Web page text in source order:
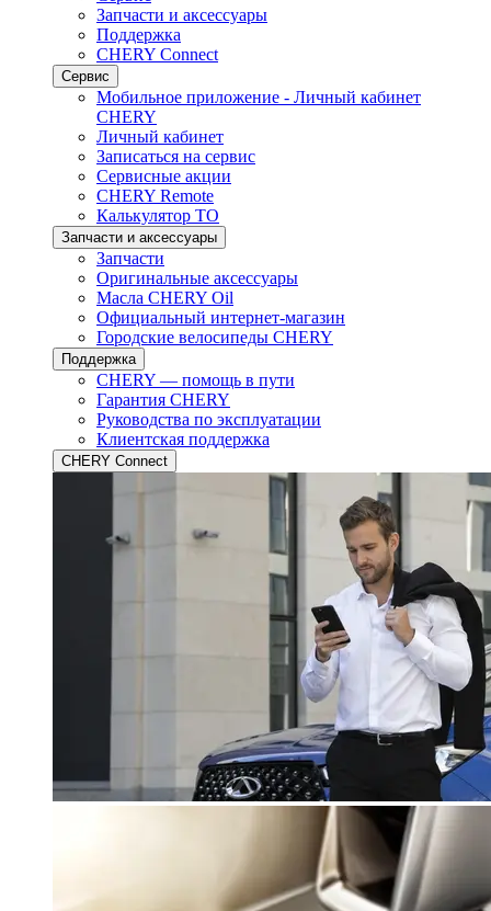
Запчасти и аксессуары
Поддержка
CHERY Connect
Сервис
Мобильное приложение - Личный кабинет
CHERY
Личный кабинет
Записаться на сервис
Сервисные акции
CHERY Remote
Калькулятор ТО
Запчасти и аксессуары
Запчасти
Оригинальные аксессуары
Масла CHERY Oil
Официальный интернет-магазин
Городские велосипеды CHERY
Поддержка
CHERY — помощь в пути
Гарантия CHERY
Руководства по эксплуатации
Клиентская поддержка
CHERY Connect